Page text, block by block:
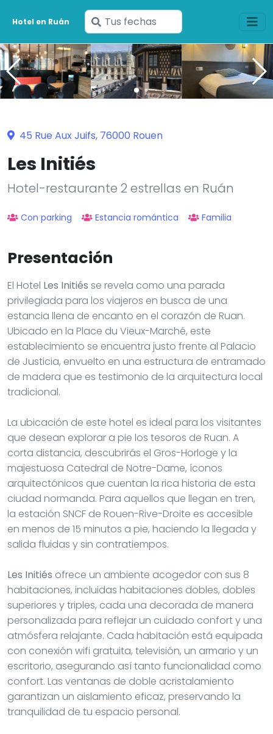
Hotel en Ruán
Ingresa
tus
fechas
45 Rue Aux Juifs, 76000 Rouen
Les Initiés
Hotel-restaurante 2 estrellas en Ruán
Con parking Estancia romántica Familia
Presentación
El Hotel Les Initiés se revela como una parada
privilegiada para los viajeros en busca de una
estancia llena de encanto en el corazón de Ruan.
Ubicado en la Place du Vieux-Marché, este
establecimiento se encuentra justo frente al Palacio
de Justicia, envuelto en una estructura de entramado
de madera que es testimonio de la arquitectura local
tradicional.
La ubicación de este hotel es ideal para los visitantes
que desean explorar a pie los tesoros de Ruan. A
corta distancia, descubrirás el Gros-Horloge y la
majestuosa Catedral de Notre-Dame, íconos
arquitectónicos que cuentan la rica historia de esta
ciudad normanda. Para aquellos que llegan en tren,
la estación SNCF de Rouen-Rive-Droite es accesible
en menos de 15 minutos a pie, haciendo la llegada y
salida fluidas y sin contratiempos.
Les Initiés ofrece un ambiente acogedor con sus 8
habitaciones, incluidas habitaciones dobles, dobles
superiores y triples, cada una decorada de manera
personalizada para reflejar un cuidado confort y una
atmósfera relajante. Cada habitación está equipada
con conexión wifi gratuita, televisión, un armario y un
escritorio, asegurando así tanto funcionalidad como
confort. Las ventanas de doble acristalamiento
garantizan un aislamiento eficaz, preservando la
tranquilidad de tu espacio personal.